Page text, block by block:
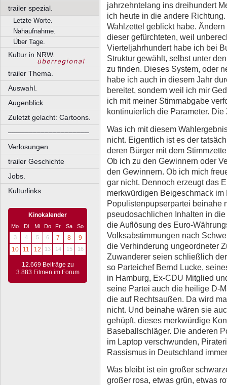
trailer spezial.
Letzte Worte.
Nahaufnahme.
Über Tage.
Kultur in NRW.
trailer Thema.
Auswahl.
Augenblick
Zuletzt gelacht: Cartoons.
––––––––––––––––––––
Verlosungen.
trailer Geschichte
Jobs.
Kulturlinks.
Kinokalender
Mo Di Mi Do Fr Sa
So
3
4 5 6 7 8
9
10
11 12 13 14 15 16
12.669 Beiträge zu
3.883 Filmen im Forum
jahrzehntelang ins dreihundert
ich heute in die andere
Wahlzettel geblickt habe.
dieser gefürchteten, weil
Vierteljahrhundert habe ich bei
Struktur gewählt, selbst unter
zu finden. Dieses System, oder
habe ich auch in diesem Jahr
bereitet, sondern weil ich mir
ich mit meiner Stimmabgabe
kontinuierlich die Parameter.
Was ich mit diesem
nicht. Eigentlich ist es der
deren Bürger mit dem
Ob ich zu den Gewinnern oder
den Gewinnern. Ob ich mich
gar nicht. Dennoch erzeugt das
merkwürdigen Beigeschmack
Populistenpupserpartei beinahe
pseudosachlichen Inhalten in
die Auflösung des Euro-
Volksabstimmungen nach
die Verhinderung ungeordneter
Zuwanderer seien schließlich
so Parteichef Bernd Lucke,
in Hamburg, Ex-CDU Mitglied
seine Partei auch die heilige D-
die auf Rechtsaußen. Da wird
nicht. Und beinahe wären sie
gehüpft, dieses merkwürdige
Baseballschläger. Die anderen
im Laptop verschwunden,
Rassismus in Deutschland
Was bleibt ist ein großer
großer rosa, etwas grün, etwas